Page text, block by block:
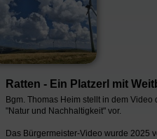
Ratten - Ein Platzerl mit
Bgm. Thomas Heim stellt in dem
"Natur und Nachhaltigkeit" vor.
Das Bürgermeister-Video wurde 2025